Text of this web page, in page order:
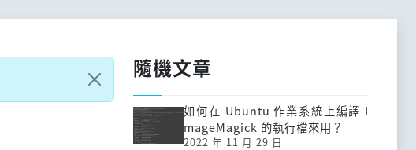
隨機文章
如何在 Ubuntu 作業系統上編譯 I
mageMagick 的執行檔來用？
2022 年 11 月 29 日